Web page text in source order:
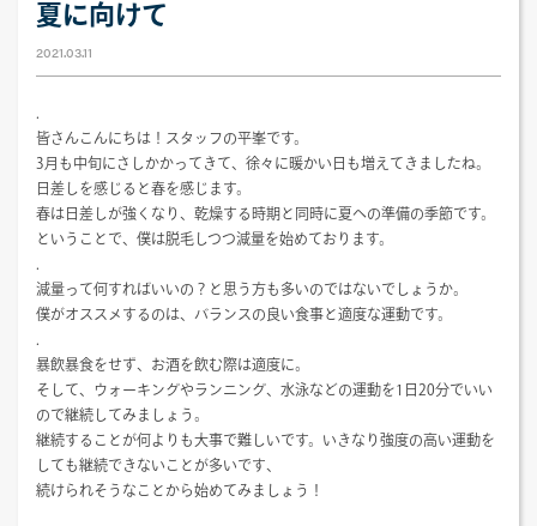
夏に向けて
2021.03.11
皆さんこんにちは！スタッフの平峯です。
3月も中旬にさしかかってきて、徐々に暖かい日も増えてきましたね。
日差しを感じると春を感じます。
春は日差しが強くなり、乾燥する時期と同時に夏への準備の季節です。
ということで、僕は脱毛しつつ減量を始めております。
減量って何すればいいの？と思う方も多いのではないでしょうか。
僕がオススメするのは、バランスの良い食事と適度な運動です。
暴飲暴食をせず、お酒を飲む際は適度に。
そして、ウォーキングやランニング、水泳などの運動を1日20分でいい
ので継続してみましょう。
継続することが何よりも大事で難しいです。いきなり強度の高い運動を
しても継続できないことが多いです、
続けられそうなことから始めてみましょう！